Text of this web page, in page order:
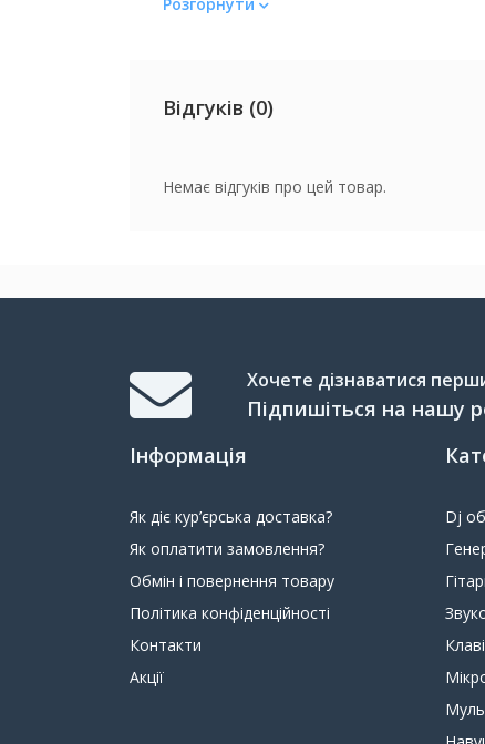
Відгуків (0)
Немає відгуків про цей товар.
Хочете дізнаватися
Підпишіться на нашу
Інформація
Як діє кур’єрська доставка?
Як оплатити замовлення?
Обмін і повернення товару
Політика конфіденційності
Контакти
Акції
Dj